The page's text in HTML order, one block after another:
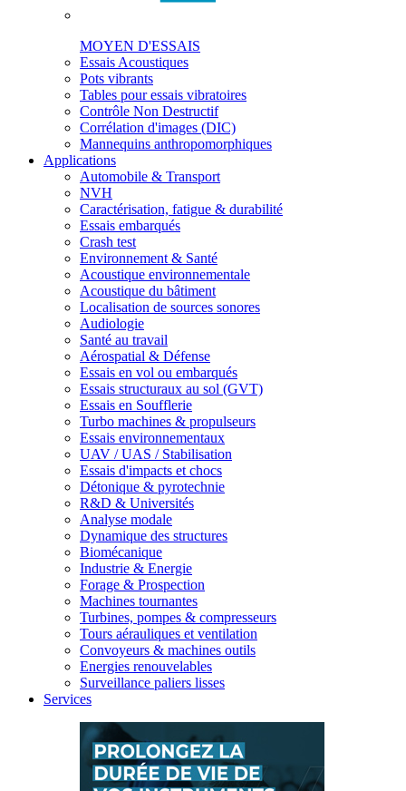
MOYEN D'ESSAIS
Essais Acoustiques
Pots vibrants
Tables pour essais vibratoires
Contrôle Non Destructif
Corrélation d'images (DIC)
Mannequins anthropomorphiques
Applications
Automobile & Transport
NVH
Caractérisation, fatigue & durabilité
Essais embarqués
Crash test
Environnement & Santé
Acoustique environnementale
Acoustique du bâtiment
Localisation de sources sonores
Audiologie
Santé au travail
Aérospatial & Défense
Essais en vol ou embarqués
Essais structuraux au sol (GVT)
Essais en Soufflerie
Turbo machines & propulseurs
Essais environnementaux
UAV / UAS / Stabilisation
Essais d'impacts et chocs
Détonique & pyrotechnie
R&D & Universités
Analyse modale
Dynamique des structures
Biomécanique
Industrie & Energie
Forage & Prospection
Machines tournantes
Turbines, pompes & compresseurs
Tours aérauliques et ventilation
Convoyeurs & machines outils
Energies renouvelables
Surveillance paliers lisses
Services